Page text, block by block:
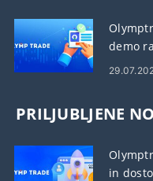
demo
PRILJUBLJENE
in